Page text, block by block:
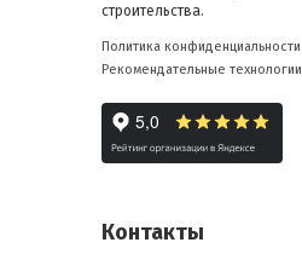
строительства.
Политика конфиденциальности
Рекомендательные технологии
Контакты